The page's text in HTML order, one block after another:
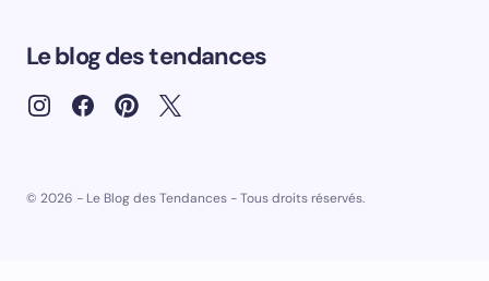
Le blog des tendances
© 2026 - Le Blog des Tendances - Tous droits réservés.